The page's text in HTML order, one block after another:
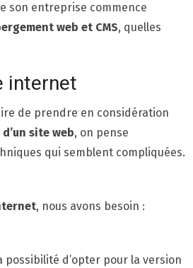
son entreprise commence
web et CMS, quelles
internet
de prendre en considération
site web, on pense
qui semblent compliquées.
, nous avons besoin :
possibilité d’opter pour la version